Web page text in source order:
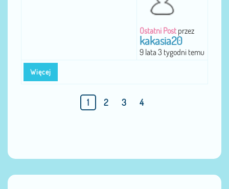
Więcej
Ostatni Post przez
kakasia20
9 lata 3 tygodni temu
1 2 3 4